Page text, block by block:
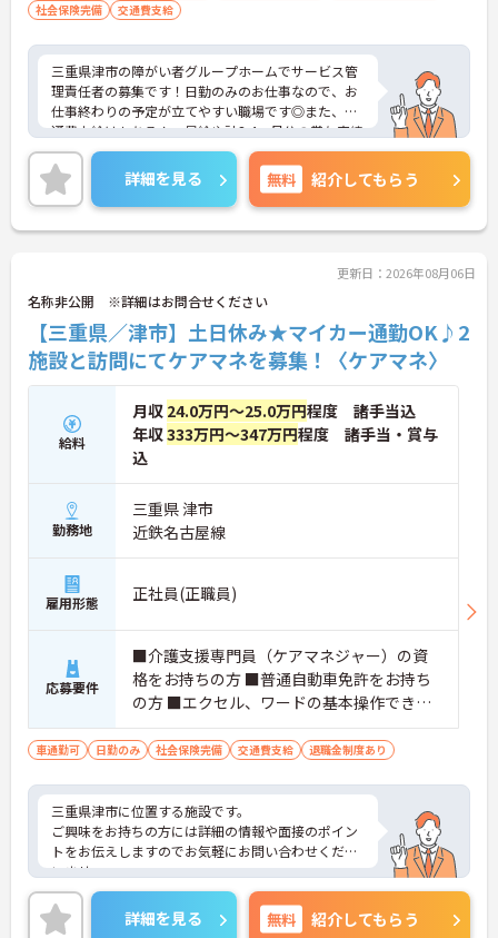
社会保険完備
交通費支給
三重県津市の障がい者グループホームでサービス管
理責任者の募集です！日勤のみのお仕事なので、お
仕事終わりの予定が立てやすい職場です◎また、交
通費支給はもちろん、昇給や計3.4ヵ月分の賞与実績
ありで待遇面もばっちり！あなたの頑張りがしっか
り評価される職場です♪ご興味のある方は面接ポイ
ントをお伝えしますので、お気軽にご連絡くださ
い！
詳細を見る 無料 紹介してもらう
更新日：2026年08月06日
名称非公開 ※詳細はお問合せください
【三重県／津市】土日休み★マイカー通勤OK♪2
施設と訪問にてケアマネを募集！〈ケアマネ〉
給料
月収 24.0万円～25.0万円程度 諸手当込
年収333万円～347万円程度 諸手当・賞与
込
勤務地
三重県 津市
近鉄名古屋線
雇用形態 正社員(正職員)
応募要件
■介護支援専門員（ケアマネジャー）の資
格をお持ちの方 ■普通自動車免許をお持ち
の方 ■エクセル、ワードの基本操作できる
方
車通勤可 日勤のみ 社会保険完備 交通費支給 退職金制度あり
三重県津市に位置する施設です。
ご興味をお持ちの方には詳細の情報や面接のポイン
トをお伝えしますのでお気軽にお問い合わせくださ
いませ。
詳細を見る 無料 紹介してもらう